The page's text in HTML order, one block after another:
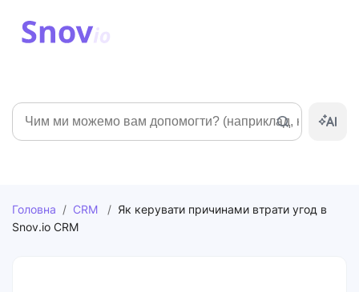
Пошук
Головна / CRM / Як керувати причинами втрати угод в
Snov.io CRM